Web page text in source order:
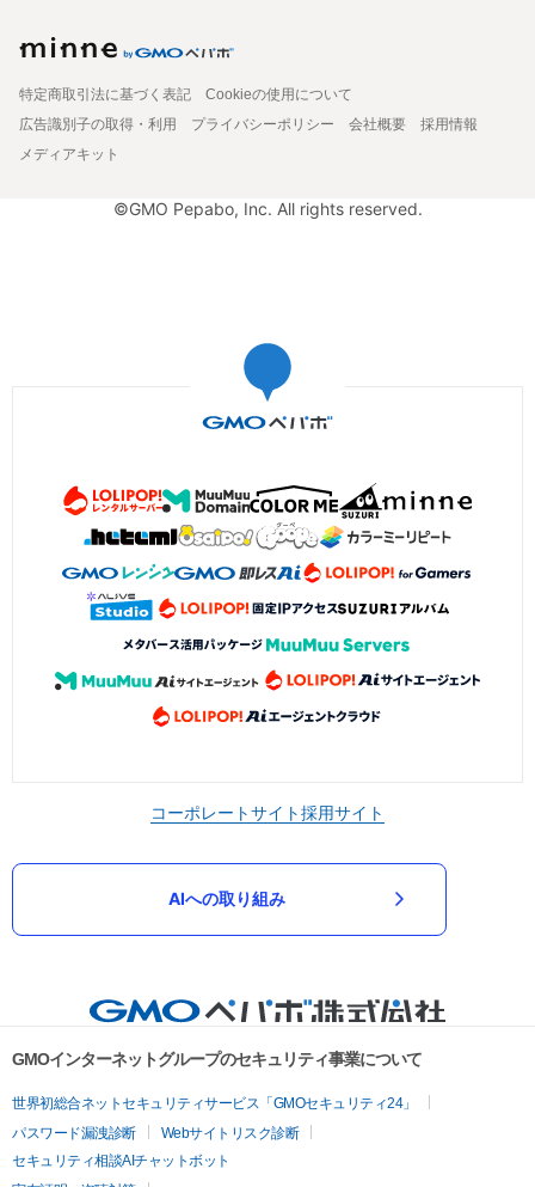
特定商取引法に基づく表記
Cookieの使用について
広告識別子の取得・利用
プライバシーポリシー 会社概要
採用情報
メディアキット
©GMO Pepabo, Inc. All rights reserved.
コーポレートサイト採用サイト
AIへの取り組み
GMOインターネットグループのセキュリティ事業について
世界初総合ネットセキュリティサービス「GMOセキュリティ24」
パスワード漏洩診断
Webサイトリスク診断
セキュリティ相談AIチャットボット